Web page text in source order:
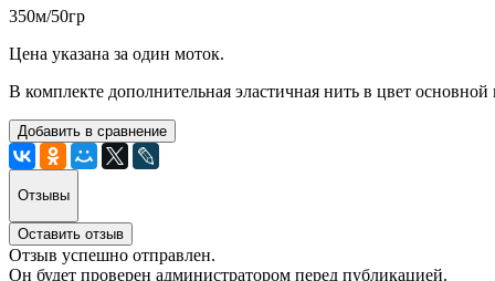
350м/50гр
Цена указана за один моток.
В комплекте дополнительная эластичная нить в цвет основной
Добавить в сравнение
Отзывы
Оставить отзыв
Отзыв успешно отправлен.
Он будет проверен администратором перед публикацией.